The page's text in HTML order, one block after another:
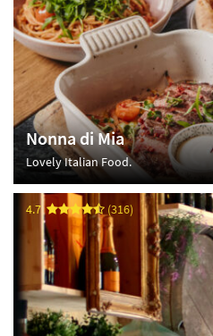
Nonna di Mia
Lovely Italian Food.
4.7 (316)